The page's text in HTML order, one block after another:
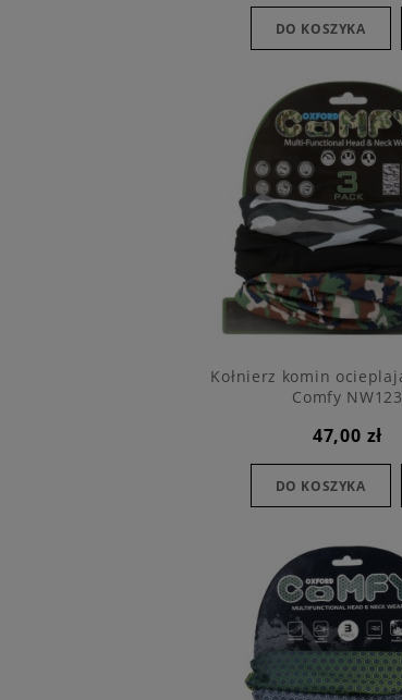
DO KOSZYKA
Kołnierz komin
Comfy NW123
47,00 zł
DO KOSZYKA